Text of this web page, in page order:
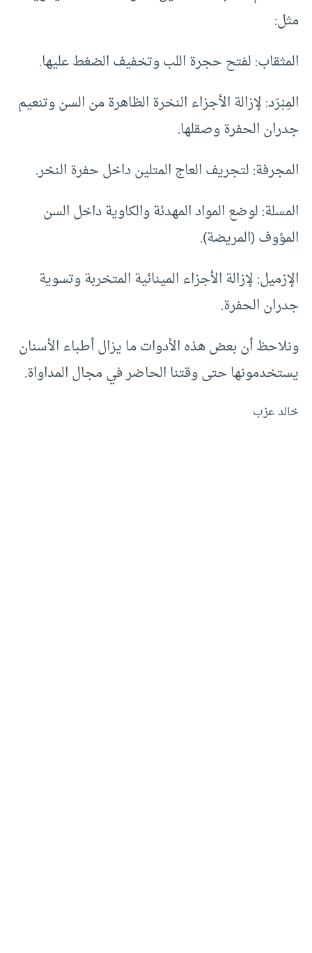
مثل:
المثقاب: لفتح حجرة اللب وتخفيف الضغط عليها.
المِبْرَد: لإزالة الأجزاء النخرة الظاهرة من السن وتنعيم
جدران الحفرة وصقلها.
المجرفة: لتجريف العاج المتلين داخل حفرة النخر.
المسلة: لوضع المواد المهدئة والكاوية داخل السن
المؤوف (المريضة).
الإزميل: لإزالة الأجزاء المينائية المتخربة وتسوية
جدران الحفرة.
ونلاحظ أن بعض هذه الأدوات ما يزال أطباء الأسنان
يستخدمونها حتى وقتنا الحاضر في مجال المداواة.
خالد عزب